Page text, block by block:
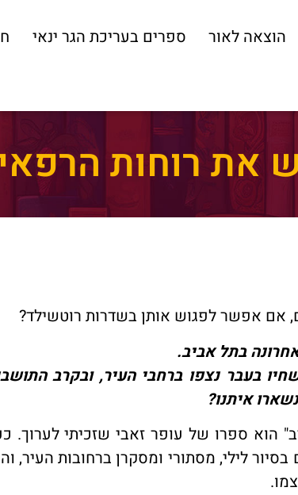
הוצאה לאור ספרים בעריכת הגר ינאי
את רוחות
אם אפשר לפגוש אותן בשדרות רוטשילד?
בתל אביב.
בעבר נצפו ברחבי העיר, ובקרב
איתנו?
הוא ספרו של עופר זאבי שזכיתי לערוך.
בסיור לילי, מסתורי ומסקרן ברחובות העיר,